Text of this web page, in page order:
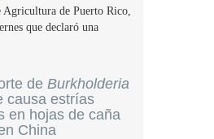
Agricultura de Puerto Rico,
que declaró una
de Burkholderia
causa estrías
en hojas de caña
China